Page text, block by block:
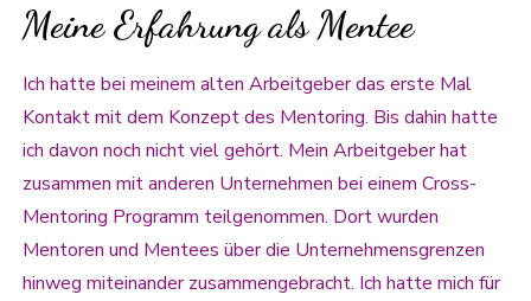
Meine Erfahrung als Mentee
Ich hatte bei meinem alten Arbeitgeber das erste Mal
Kontakt mit dem Konzept des Mentoring. Bis dahin hatte
ich davon noch nicht viel gehört. Mein Arbeitgeber hat
zusammen mit anderen Unternehmen bei einem Cross-
Mentoring Programm teilgenommen. Dort wurden
Mentoren und Mentees über die Unternehmensgrenzen
hinweg miteinander zusammengebracht. Ich hatte mich für